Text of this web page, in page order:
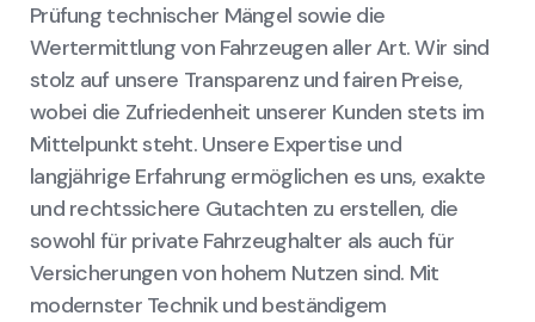
Prüfung technischer Mängel sowie die
Wertermittlung von Fahrzeugen aller Art. Wir sind
stolz auf unsere Transparenz und fairen Preise,
wobei die Zufriedenheit unserer Kunden stets im
Mittelpunkt steht. Unsere Expertise und
langjährige Erfahrung ermöglichen es uns, exakte
und rechtssichere Gutachten zu erstellen, die
sowohl für private Fahrzeughalter als auch für
Versicherungen von hohem Nutzen sind. Mit
modernster Technik und beständigem